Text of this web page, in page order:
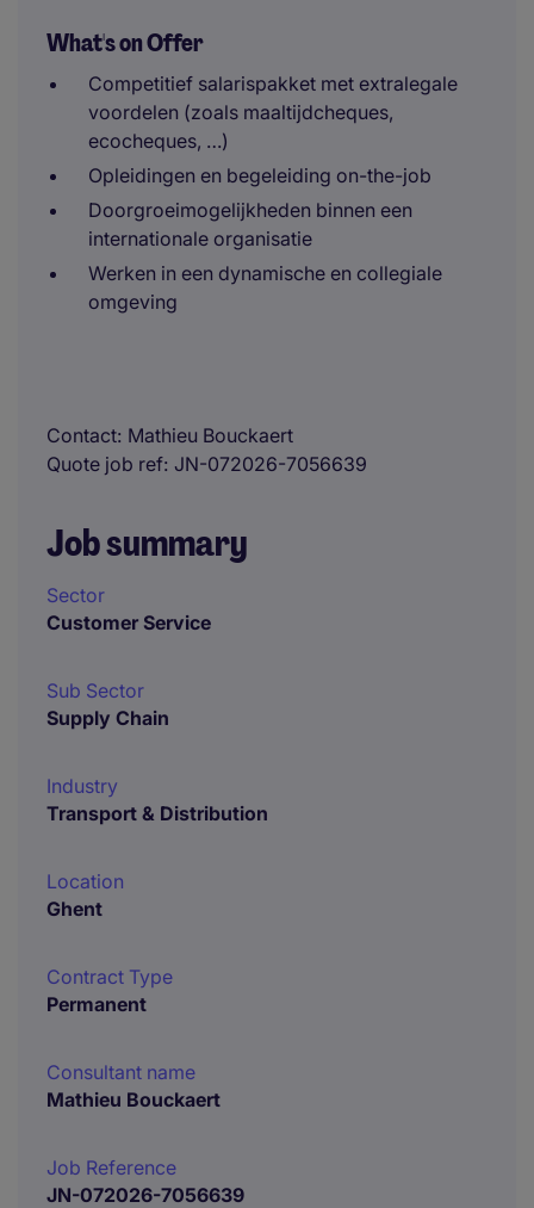
What's on Offer
Competitief salarispakket met extralegale
voordelen (zoals maaltijdcheques,
ecocheques, …)
Opleidingen en begeleiding on-the-job
Doorgroeimogelijkheden binnen een
internationale organisatie
Werken in een dynamische en collegiale
omgeving
Contact Mathieu Bouckaert
Quote job ref JN-072026-7056639
Job summary
Sector
Customer Service
Sub Sector
Supply Chain
Industry
Transport & Distribution
Location
Ghent
Contract Type
Permanent
Consultant name
Mathieu Bouckaert
Job Reference
JN-072026-7056639